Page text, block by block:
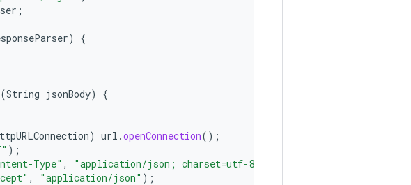
;
)
{
(String jsonBody)
{
) url .openConnection();
);
Type" , "application/json; charset=utf-8"
, "application/json" );